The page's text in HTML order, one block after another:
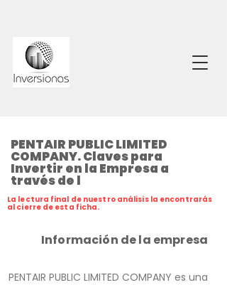
PENTAIR PUBLIC LIMITED
COMPANY. Claves para
Invertir en la Empresa a
través de l
La lectura final de nuestro análisis la encontrarás
al cierre de esta ficha.
Información de la empresa
PENTAIR PUBLIC LIMITED COMPANY es una